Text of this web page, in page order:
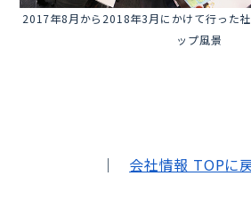
2017年8月から2018年3月にかけて行った
ップ風景
｜ 会社情報 TOPに